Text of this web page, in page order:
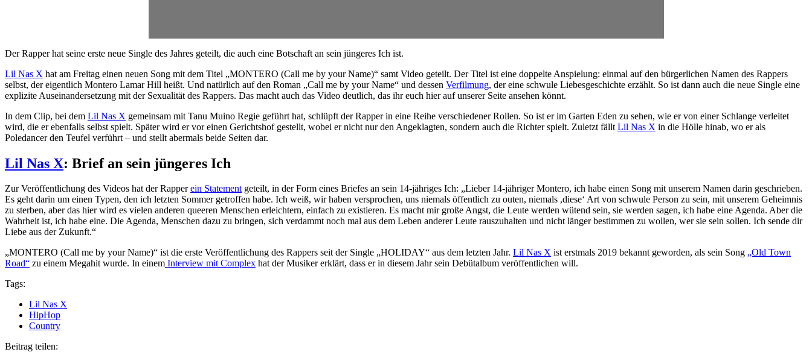
Der Rapper hat seine erste neue Single des Jahres geteilt, die auch eine Botschaft an sein jüngeres Ich ist.
Lil Nas X hat am Freitag einen neuen Song mit dem Titel „MONTERO (Call me by your Name)“ samt Video geteilt. Der Titel ist eine doppelte Anspielung: einmal auf den bürgerlichen Namen des Rappers
selbst, der eigentlich Montero Lamar Hill heißt. Und natürlich auf den Roman „Call me by your Name“ und dessen Verfilmung, der eine schwule Liebesgeschichte erzählt. So ist dann auch die neue Single eine
explizite Auseinandersetzung mit der Sexualität des Rappers. Das macht auch das Video deutlich, das ihr euch hier auf unserer Seite ansehen könnt.
In dem Clip, bei dem Lil Nas X gemeinsam mit Tanu Muino Regie geführt hat, schlüpft der Rapper in eine Reihe verschiedener Rollen. So ist er im Garten Eden zu sehen, wie er von einer Schlange verleitet
wird, die er ebenfalls selbst spielt. Später wird er vor einen Gerichtshof gestellt, wobei er nicht nur den Angeklagten, sondern auch die Richter spielt. Zuletzt fällt Lil Nas X in die Hölle hinab, wo er als
Poledancer den Teufel verführt – und stellt abermals beide Seiten dar.
Lil Nas X: Brief an sein jüngeres Ich
Zur Veröffentlichung des Videos hat der Rapperein Statementgeteilt, in der Form eines Briefes an sein 14-jähriges Ich: „Lieber 14-jähriger Montero, ich habe einen Song mit unserem Namen darin geschrieben.
Es geht darin um einen Typen, den ich letzten Sommer getroffen habe. Ich weiß, wir haben versprochen, uns niemals öffentlich zu outen, niemals ,diese‘ Art von schwule Person zu sein, mit unserem Geheimnis
zu sterben, aber das hier wird es vielen anderen queeren Menschen erleichtern, einfach zu existieren. Es macht mir große Angst, die Leute werden wütend sein, sie werden sagen, ich habe eine Agenda. Aber die
Wahrheit ist, ich habe eine. Die Agenda, Menschen dazu zu bringen, sich verdammt noch mal aus dem Leben anderer Leute rauszuhalten und nicht länger bestimmen zu wollen, wer sie sein sollen. Ich sende dir
Liebe aus der Zukunft.“
„MONTERO (Call me by your Name)“ ist die erste Veröffentlichung des Rappers seit der Single „HOLIDAY“ aus dem letzten Jahr. Lil Nas X ist erstmals 2019 bekannt geworden, als sein Song „Old Town
Road“ zu einem Megahit wurde. In einem Interview mit Complex hat der Musiker erklärt, dass er in diesem Jahr sein Debütalbum veröffentlichen will.
Tags:
Lil Nas X
HipHop
Country
Beitrag teilen: